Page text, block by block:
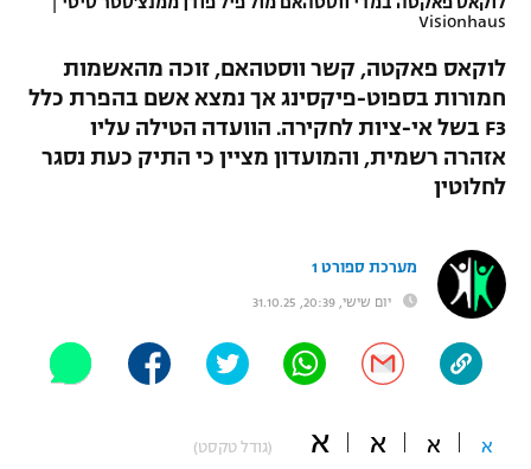
לוח שידורים
ברחבה
"מחצית בשכונה" – פודקאסט
הפועל תל אביב
הפועל חיפה
הפועל באר שבע
מכבי נתניה
ליגה סינית
ליגה ברזילאית
דני אבדיה
ג'ודו
אגרוף
ספורט אולימפי
היאבקות WWE
אופניים
כדורמים
Visionhaus
לוקאס פאקטה, קשר ווסטהאם, זוכה מהאשמות
חמורות בספוט-פיקסינג אך נמצא אשם בהפרת כלל
F3 בשל אי-ציות לחקירה. הוועדה הטילה עליו
אזהרה רשמית, והמועדון מציין כי התיק כעת נסגר
לחלוטין
מערכת ספורט 1
יום שישי, 20:39, 31.10.25
א א א א (גודל טקסט)